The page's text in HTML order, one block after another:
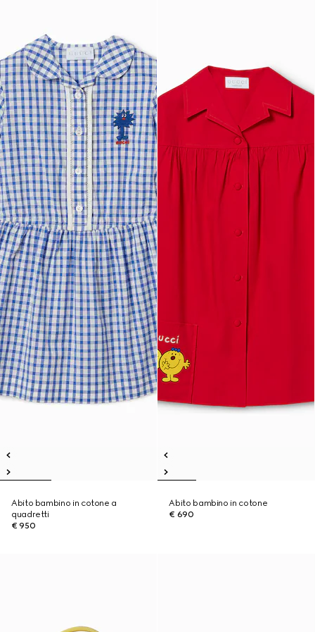
Abito bambino in cotone a
quadretti
€ 950
Abito bambino in cotone
€ 690